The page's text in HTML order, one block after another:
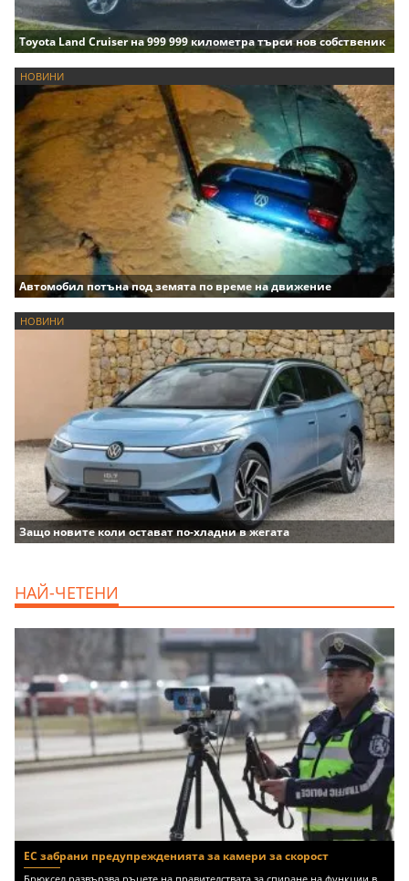
Toyota Land Cruiser на 999 999 километра търси нов собственик
НОВИНИ
Автомобил потъна под земята по време на движение
НОВИНИ
Защо новите коли остават по-хладни в жегата
НАЙ-ЧЕТЕНИ
ЕС забрани предупрежденията за камери за скорост